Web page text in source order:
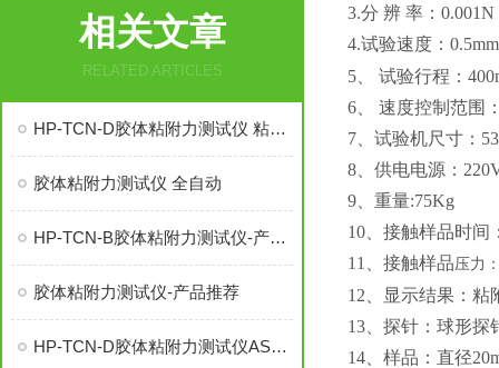
3.分 辨 率：0.001N
4.试验速度：
5、 试验行程： 4
6、 速度控制范围
7、试验机尺寸：
8、供电电源：
9、重量:75Kg
10、接触样品时间
11、 接触样品压力
12、显示结果：粘
13、探针：球形探
14、样品：直径
相关文章
RELATED ARTICLES
HP-TCN-D胶体粘附力测试仪 粘附力检测仪 粘合剂类胶体测定仪
胶体粘附力测试仪 全自动
HP-TCN-B胶体粘附力测试仪-产品推荐
胶体粘附力测试仪-产品推荐
HP-TCN-D胶体粘附力测试仪ASTM D2979 符合